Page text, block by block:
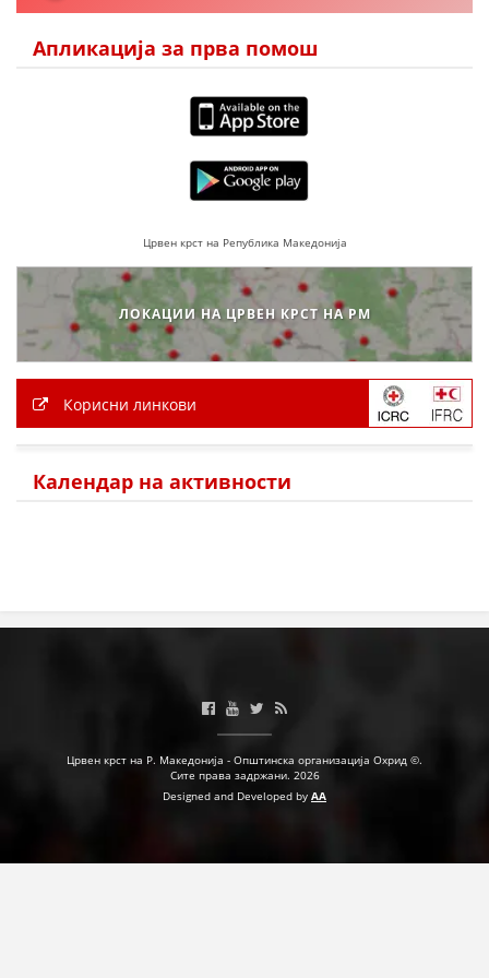
ПРИРАЧНИЦИ
СТРАТЕГИИ
БРОШУРИ
ПРЕЗЕНТАЦИИ
Апликација за прва помош
Црвен крст на Република Македонија
ЛОКАЦИИ НА ЦРВЕН КРСТ НА РМ
Корисни линкови
Календар на активности
Црвен крст на Р. Македонија - Општинска организација Охрид ©.
Сите права задржани. 2026
Designed and Developed by AA